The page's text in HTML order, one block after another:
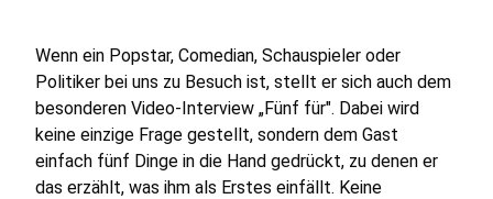
Wenn ein Popstar, Comedian, Schauspieler oder
Politiker bei uns zu Besuch ist, stellt er sich auch dem
besonderen Video-Interview „Fünf für". Dabei wird
keine einzige Frage gestellt, sondern dem Gast
einfach fünf Dinge in die Hand gedrückt, zu denen er
das erzählt, was ihm als Erstes einfällt. Keine